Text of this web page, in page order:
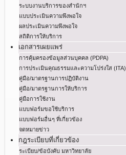
ระบบงานบริการของสำนักฯ
แบบประเมินความพึงพอใจ
ผลประเมินความพึงพอใจ
สถิติการให้บริการ
เอกสารเผยแพร่
การคุ้มครองข้อมูลส่วนบุคคล (PDPA)
การประเมินคุณธรรมและความโปร่งใส (ITA)
คู่มือ/มาตรฐานการปฏิบัติงาน
คู่มือ/มาตรฐานการให้บริการ
คู่มือการใช้งาน
แบบฟอร์มขอใช้บริการ
แบบฟอร์มอื่นๆ ที่เกี่ยวข้อง
จดหมายข่าว
กฎระเบียบที่เกี่ยวข้อง
ระเบียบ/ข้อบังคับ มหาวิทยาลัย